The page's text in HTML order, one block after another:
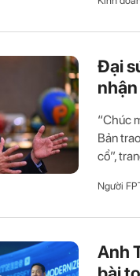
Đại
“Chúc
Bản
cổ”,
Người
Anh